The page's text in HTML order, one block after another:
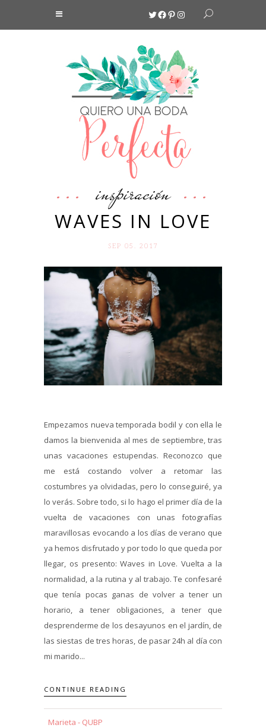
Twitter
Facebook
Pinterest
Instagram
inspiración
WAVES IN LOVE
SEP 05. 2017
Empezamos nueva temporada bodil y con ella le
damos la bienvenida al mes de septiembre, tras
unas vacaciones estupendas. Reconozco que
me está costando volver a retomar las
costumbres ya olvidadas, pero lo conseguiré, ya
lo verás. Sobre todo, si lo hago el primer día de la
vuelta de vacaciones con unas fotografías
maravillosas evocando a los días de verano que
ya hemos disfrutado y por todo lo que queda por
llegar, os presento: Waves in Love. Vuelta a la
normalidad, a la rutina y al trabajo. Te confesaré
que tenía pocas ganas de volver a tener un
horario, a tener obligaciones, a tener que
desprenderme de los desayunos en el jardín, de
las siestas de tres horas, de pasar 24h al día con
mi marido...
CONTINUE READING
Marieta - QUBP